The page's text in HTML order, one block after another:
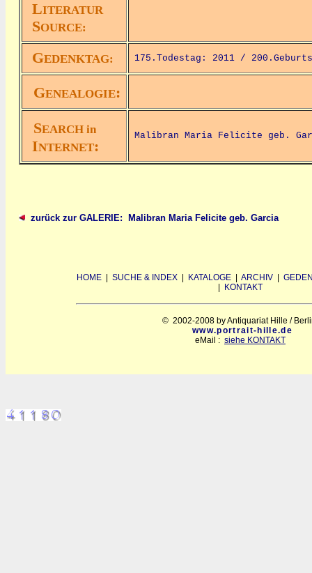
LITERATUR
SOURCE:
GEDENKTAG: 175.Todestag: 2011 /
GENEALOGIE:
SEARCH in
INTERNET:
Malibran Maria Felicite geb.
zurück zur GALERIE: Malibran Maria Felicite geb. Garcia
HOME SUCHE & INDEX KATALOGE ARCHIV
KONTAKT
© 2002-2008 by Antiquariat Hille /
www.portrait-hille.de
eMail : siehe KONTAKT